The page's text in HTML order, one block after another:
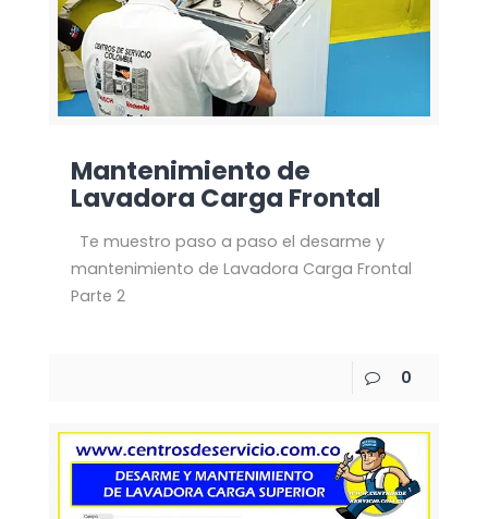
Mantenimiento de
Lavadora Carga Frontal
Te muestro paso a paso el desarme y
mantenimiento de Lavadora Carga Frontal
Parte 2
0